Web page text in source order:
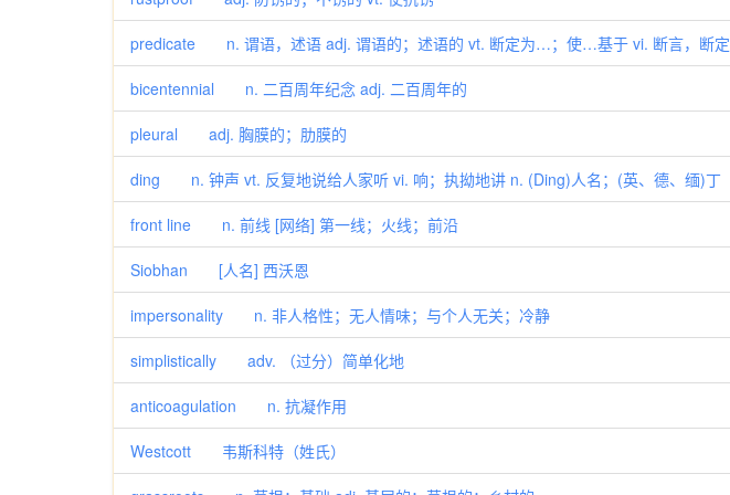
predicate n. 谓语，述语 adj. 谓语的；述语的 vt. 断定为…；使…基于 vi. 断言，断定
bicentennial n. 二百周年纪念 adj. 二百周年的
pleural adj. 胸膜的；肋膜的
ding n. 钟声 vt. 反复地说给人家听 vi. 响；执拗地讲 n. (Ding)人名；(英、德、缅)丁
front line n. 前线 [网络] 第一线；火线；前沿
Siobhan [人名] 西沃恩
impersonality n. 非人格性；无人情味；与个人无关；冷静
simplistically adv. （过分）简单化地
anticoagulation n. 抗凝作用
Westcott 韦斯科特（姓氏）